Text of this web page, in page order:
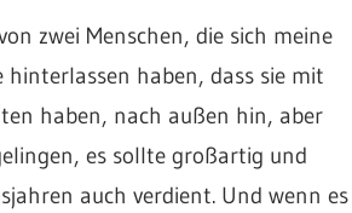
zwei Menschen, die sich meine
haben, dass sie mit
haben, nach außen hin, aber
es sollte großartig und
auch verdient. Und wenn es